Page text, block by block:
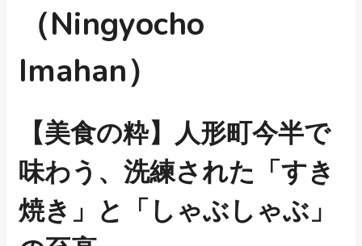
（Ningyocho
Imahan）
【美食の粋】人形町今半で
味わう、洗練された「すき
焼き」と「しゃぶしゃぶ」